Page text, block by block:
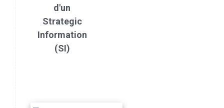
d'un
Strategic
Information
(SI)